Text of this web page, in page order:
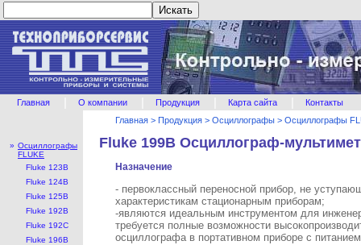
Главная О компании Продукция Карта сайта Контакты
» Осциллографы
FLUKE
Fluke 123B
Fluke 124B
Fluke 125B
Fluke 192B
Fluke 192С
Fluke 196B
Главная > Продукция > Осциллографы > Осциллографы
Fluke 199B Осциллограф-
Назначение
- первоклассный переносной прибор, не
характеристикам стационарным приборам;
-являются идеальным инструментом для
требуется полные возможности
осциллографа в портативном приборе с